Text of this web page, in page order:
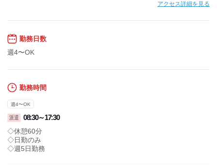
アクセス詳細を見る
勤務日数
週4〜OK
勤務時間
週4〜OK
派遣 08:30～17:30
◇休憩60分
◇日勤のみ
◇週5日勤務